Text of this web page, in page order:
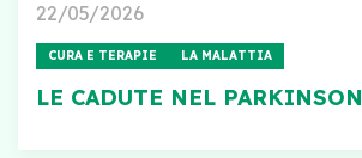
22/05/2026
CURA E TERAPIE LA MALATTIA
LE CADUTE NEL PARKINSON